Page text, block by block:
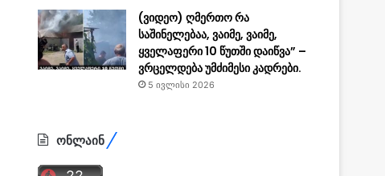
(ვიდეო) ღმერთო რა
საშინელებაა, ვაიმე, ვაიმე,
ყველაფერი 10 წუთში დაიწვა” –
ვრცელდება უმძიმესი კადრები.
5 ივლისი 2026
ონლაინ